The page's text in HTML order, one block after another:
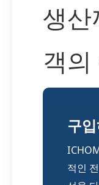
생
객
구
적인